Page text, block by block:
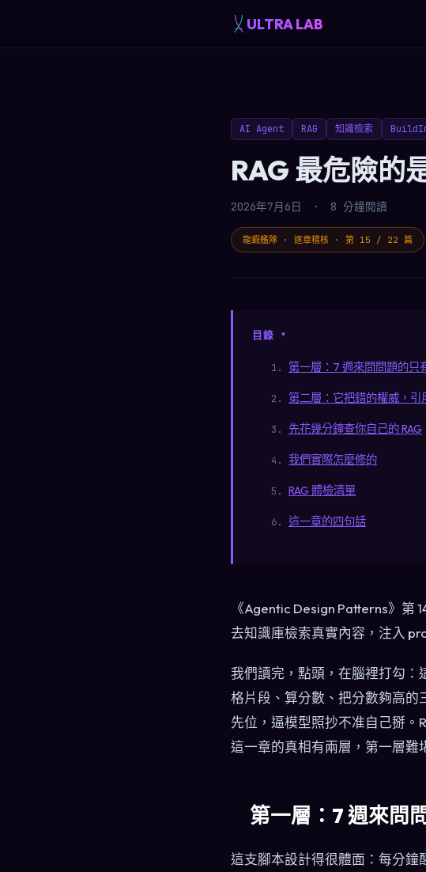
ULTRA LAB
AI Agent RAG 知識檢索
RAG 最危險的
2026年7月6日 · 8 分鐘閱讀
龍蝦艦隊 · 逐章稽核 · 第 15 / 22 篇
目錄
第一層：7 週來問問題的只
第二層：它把錯的權威，引
先花幾分鐘查你自己的 RAG
我們實際怎麼修的
RAG 體檢清單
這一章的四句話
《Agentic Design Patterns》第
去知識庫檢索真實內容，注入
我們讀完，點頭，在腦裡打勾
格片段、算分數、把分數夠高
先位，逼模型照抄不准自己掰。
這一章的真相有兩層，第一層難
第一層：7 週來問
這支腳本設計得很體面：每分鐘